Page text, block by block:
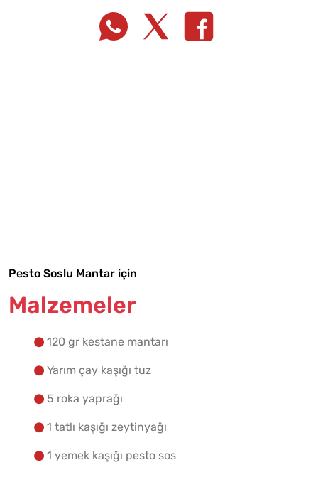
Pesto Soslu Mantar için
Malzemeler
120 gr kestane mantarı
Yarım çay kaşığı tuz
5 roka yaprağı
1 tatlı kaşığı zeytinyağı
1 yemek kaşığı pesto sos